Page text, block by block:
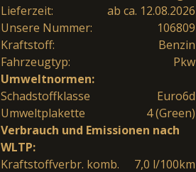
Lieferzeit:
ab ca. 12.08.2026
Unsere Nummer:
106809
Kraftstoff:
Benzin
Fahrzeugtyp:
Pkw
Umweltnormen:
Schadstoffklasse
Euro6d
Umweltplakette
4 (Green)
Verbrauch und Emissionen nach
WLTP:
Kraftstoffverbr. komb.
7,0 l/100km